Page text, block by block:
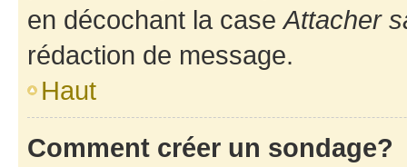
en décochant la caseAttacher
rédaction de message.
Haut
Comment créer un sondage?